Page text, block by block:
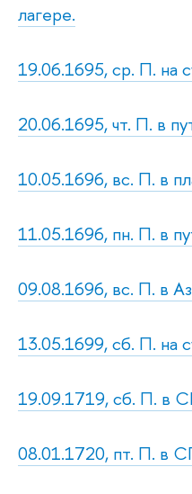
лагере.
19.06.1695, ср. П. на
20.06.1695, чт. П. в
10.05.1696, вс. П. в
11.05.1696, пн. П. в
09.08.1696, вс. П. в
13.05.1699, сб. П. на
19.09.1719, сб. П. в
08.01.1720, пт. П. в